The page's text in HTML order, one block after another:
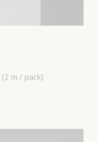
(2 m / pack)